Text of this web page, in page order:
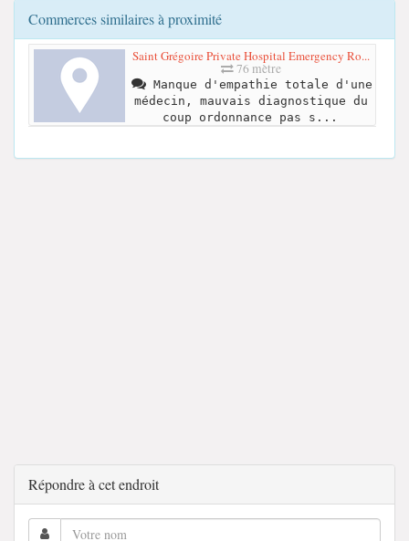
Commerces similaires à proximité
Saint Grégoire Private Hospital Emergency Ro...
76 mètre
Manque d'empathie totale d'une
médecin, mauvais diagnostique du
coup ordonnance pas s...
Répondre à cet endroit